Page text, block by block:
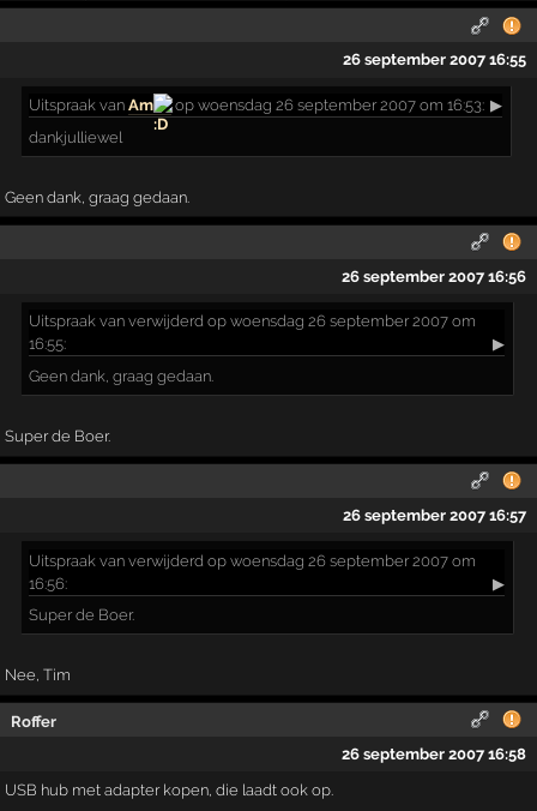
26 september 2007 16:55
Uitspraak vanAm op woensdag 26 september 2007 om 16:53: ▶
dankjulliewel
Geen dank, graag gedaan.
26 september 2007 16:56
Uitspraak van verwijderd op woensdag 26 september 2007 om
16:55:
▶
Geen dank, graag gedaan.
Super de Boer.
26 september 2007 16:57
Uitspraak van verwijderd op woensdag 26 september 2007 om
16:56:
▶
Super de Boer.
Nee, Tim
Roffer
26 september 2007 16:58
USB hub met adapter kopen, die laadt ook op.